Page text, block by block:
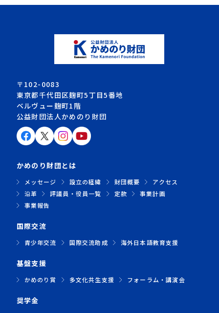
〒102-0083
東京都千代田区麹町5丁目5番地
ベルヴュー麹町1階
公益財団法人かめのり財団
かめのり財団とは
メッセージ 設立の経緯 財団概要
アクセス
沿革
評議員・役員一覧 定款
事業計画
事業報告
国際交流
青少年交流 国際交流助成 海外日本語教育支援
基盤支援
かめのり賞 多文化共生支援 フォーラム・講演会
奨学金